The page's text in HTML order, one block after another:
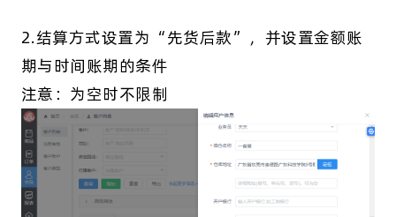
2.结算方式设置为“先货后款”，并设置金额账
期与时间账期的条件
注意：为空时不限制